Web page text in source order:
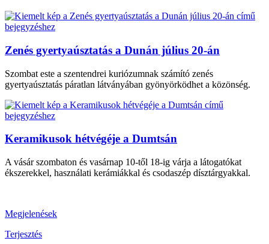
Zenés gyertyaúsztatás a Dunán július 20-án
Szombat este a szentendrei kuriózumnak számító zenés
gyertyaúsztatás páratlan látványában gyönyörködhet a közönség.
Keramikusok hétvégéje a Dumtsán
A vásár szombaton és vasárnap 10-től 18-ig várja a látogatókat
ékszerekkel, használati kerámiákkal és csodaszép dísztárgyakkal.
Megjelenések
Terjesztés